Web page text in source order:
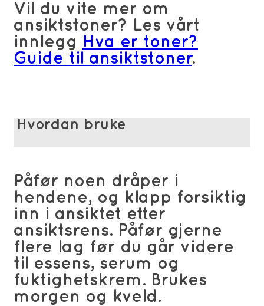
Vil du vite mer om
ansiktstoner? Les vårt
innlegg
Hva er toner?
Guide til ansiktstoner.
Hvordan bruke
Påfør noen dråper i
hendene, og klapp forsiktig
inn i ansiktet etter
ansiktsrens. Påfør gjerne
flere lag før du går videre
til essens, serum og
fuktighetskrem. Brukes
morgen og kveld.